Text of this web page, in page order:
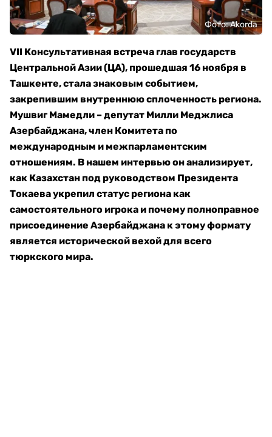
Фото: Akorda
VII Консультативная встреча глав государств
Центральной Азии (ЦА), прошедшая 16 ноября в
Ташкенте, стала знаковым событием,
закрепившим внутреннюю сплоченность региона.
Мушвиг Мамедли – депутат Милли Меджлиса
Азербайджана, член Комитета по
международным и межпарламентским
отношениям. В нашем интервью он анализирует,
как Казахстан под руководством Президента
Токаева укрепил статус региона как
самостоятельного игрока и почему полноправное
присоединение Азербайджана к этому формату
является исторической вехой для всего
тюркского мира.